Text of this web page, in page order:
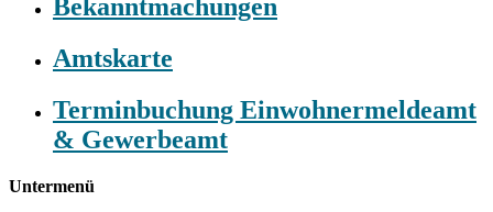
Bekanntmachungen
Amtskarte
Terminbuchung Einwohnermeldeamt
& Gewerbeamt
Untermenü